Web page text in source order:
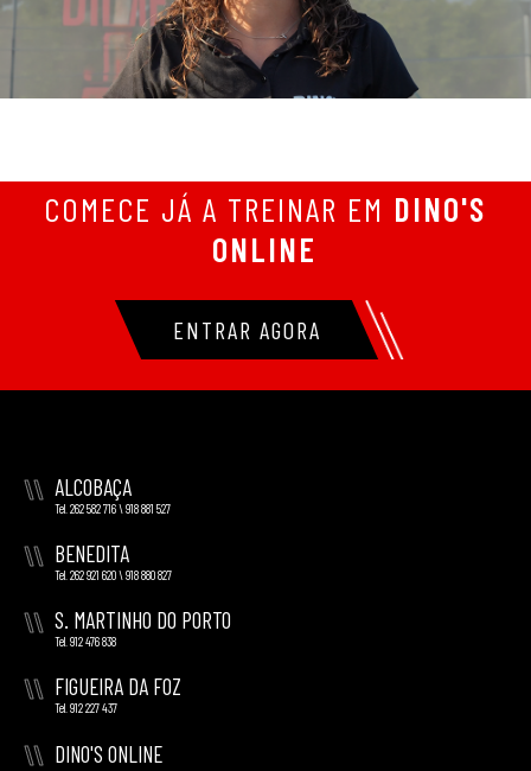
COMECE JÁ A TREINAR EM DINO'S
ONLINE
ENTRAR AGORA
\\ ALCOBAÇA
Tel. 262 582 716 \ 918 881 527
\\ BENEDITA
Tel. 262 921 620 \ 918 880 827
\\ S. MARTINHO DO PORTO
Tel. 912 476 838
\\ FIGUEIRA DA FOZ
Tel. 912 227 437
\\ DINO'S ONLINE